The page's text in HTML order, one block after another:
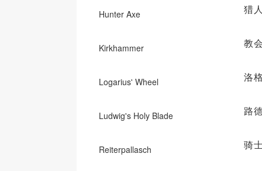
Hunter Axe 猎
Kirkhammer 教
Logarius' Wheel 洛
Ludwig's Holy Blade 路
Reiterpallasch 骑